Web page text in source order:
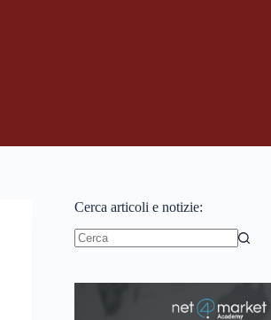
Cerca articoli e notizie: